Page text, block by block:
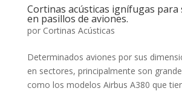
Cortinas acústicas ignífugas para
en pasillos de aviones.
por Cortinas Acústicas
Determinados aviones por sus
en sectores, principalmente son
como los modelos Airbus A380 que